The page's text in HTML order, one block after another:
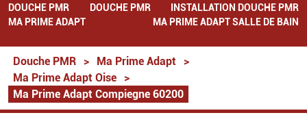
DOUCHE PMR DOUCHE PMR
INSTALLATION DOUCHE PMR
MA PRIME ADAPT
MA PRIME ADAPT SALLE DE BAIN
Douche PMR > Ma Prime Adapt
>
Ma Prime Adapt Oise
>
Ma Prime Adapt Compiegne 60200